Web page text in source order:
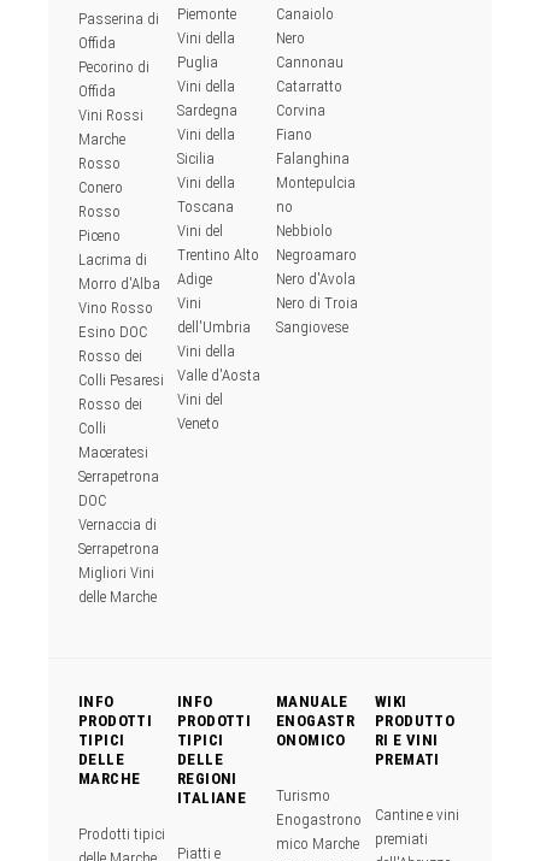
Passerina di
Offida
Pecorino di
Offida
Vini Rossi
Marche
Rosso
Conero
Rosso
Piceno
Lacrima di
Morro d'Alba
Vino Rosso
Esino DOC
Rosso dei
Colli Pesaresi
Rosso dei
Colli
Maceratesi
Serrapetrona
DOC
Vernaccia di
Serrapetrona
Migliori Vini
delle Marche
Piemonte
Vini della
Puglia
Vini della
Sardegna
Vini della
Sicilia
Vini della
Toscana
Vini del
Trentino Alto
Adige
Vini
dell'Umbria
Vini della
Valle d'Aosta
Vini del
Veneto
Canaiolo
Nero
Cannonau
Catarratto
Corvina
Fiano
Falanghina
Montepulcia
no
Nebbiolo
Negroamaro
Nero d'Avola
Nero di Troia
Sangiovese
INFO
PRODOTTI
TIPICI
DELLE
MARCHE
Prodotti tipici
INFO
PRODOTTI
TIPICI
DELLE
REGIONI
ITALIANE
Piatti e
MANUALE
ENOGASTR
ONOMICO
Turismo
Enogastrono
mico Marche
WIKI
PRODUTTO
RI E VINI
PREMATI
Cantine e vini
premiati